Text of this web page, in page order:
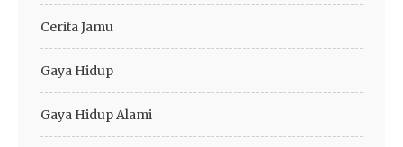
Cerita Jamu
Gaya Hidup
Gaya Hidup Alami